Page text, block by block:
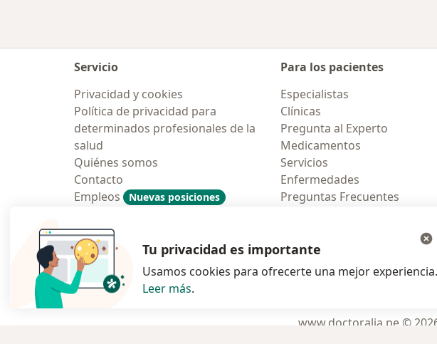
Servicio
Privacidad y cookies
Política de privacidad para
determinados profesionales de la
salud
Quiénes somos
Contacto
Empleos
Nuevas posiciones
Contratación
Para los pacientes
Especialistas
Clínicas
Pregunta al Experto
Medicamentos
Servicios
Enfermedades
Preguntas Frecuentes
Polska se abre en una nueva
se abre en una
www.doctoralia.pe ©
Tu privacidad es importante
Usamos cookies para ofrecerte una mejor experiencia.
Leer más.